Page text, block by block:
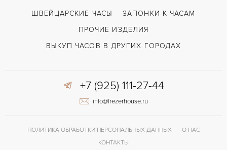
ВОЗМОЖНОСТИ ДОСТАВКИ
ЦВЕТ БРАСЛЕТА
ШВЕЙЦАРСКИЕ ЧАСЫ
ЗАПОНКИ К ЧАСАМ
ПРОЧИЕ ИЗДЕЛИЯ
ВЫКУП ЧАСОВ В ДРУГИХ ГОРОДАХ
+7 (925) 111-27-44
info@frezerhouse.ru
ПОЛИТИКА ОБРАБОТКИ ПЕРСОНАЛЬНЫХ ДАННЫХ
О НАС
КОНТАКТЫ